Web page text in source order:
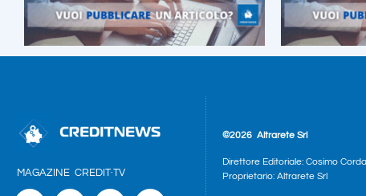
MAGAZINE CREDIT·TV
©2026 Altrarete Srl
Direttore Editoriale: Cosimo
Proprietario: Altrarete Srl